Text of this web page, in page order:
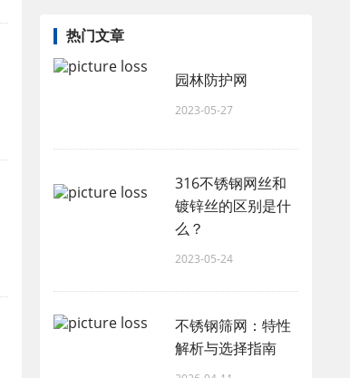
热门文章
园林防护网
2023-05-27
316不锈钢网丝和
镀锌丝的区别是什
么？
2023-05-24
不锈钢筛网：特性
解析与选择指南